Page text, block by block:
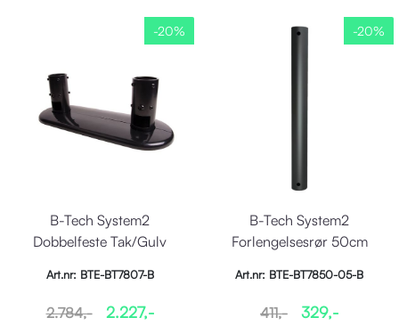
-20%
B-Tech System2
Dobbelfeste Tak/Gulv
Art.nr: BTE-BT7807-B
2.784,- 2.227,-
-20%
B-Tech System2
Forlengelsesrør 50cm
Art.nr: BTE-BT7850-05-B
411,- 329,-